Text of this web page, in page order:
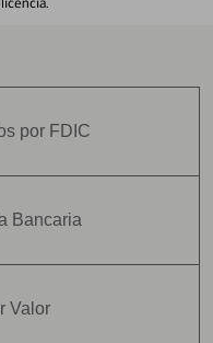
por FDIC
Bancaria
Valor